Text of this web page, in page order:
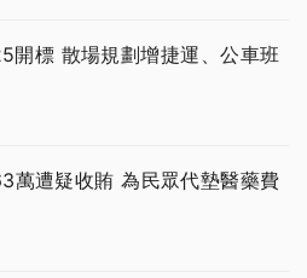
開標 散場規劃增捷運、公車班
萬遭疑收賄 為民眾代墊醫藥費